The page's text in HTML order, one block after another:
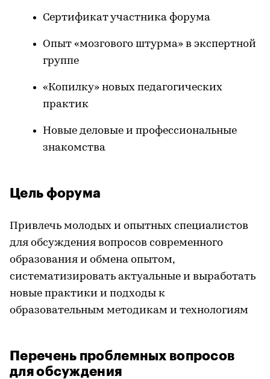
Сертификат участника форума
Опыт «мозгового штурма» в экспертной
группе
«Копилку» новых педагогических
практик
Новые деловые и профессиональные
знакомства
Цель форума
Привлечь молодых и опытных специалистов
для обсуждения вопросов современного
образования и обмена опытом,
систематизировать актуальные и выработать
новые практики и подходы к
образовательным методикам и технологиям
Перечень проблемных вопросов
для обсуждения